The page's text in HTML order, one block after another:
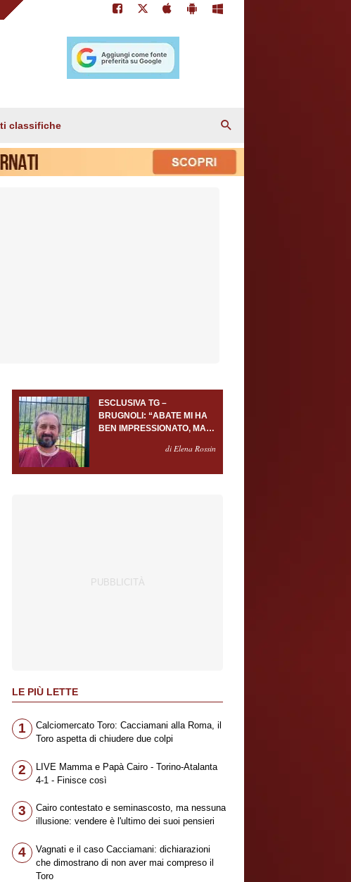
classifiche
ESCLUSIVA TG –
BRUGNOLI: “ABATE MI HA
BEN IMPRESSIONATO, MA
PORTIERE SERVONOdi Elena Rossin
LE PIÙ LETTE
1
Calciomercato Toro: Cacciamani alla Roma, il
Toro aspetta di chiudere due colpi
2
LIVE Mamma e Papà Cairo - Torino-Atalanta
4-1 - Finisce così
3
Cairo contestato e seminascosto, ma nessuna
illusione: vendere è l'ultimo dei suoi pensieri
4
Vagnati e il caso Cacciamani: dichiarazioni
che dimostrano di non aver mai compreso il
Toro